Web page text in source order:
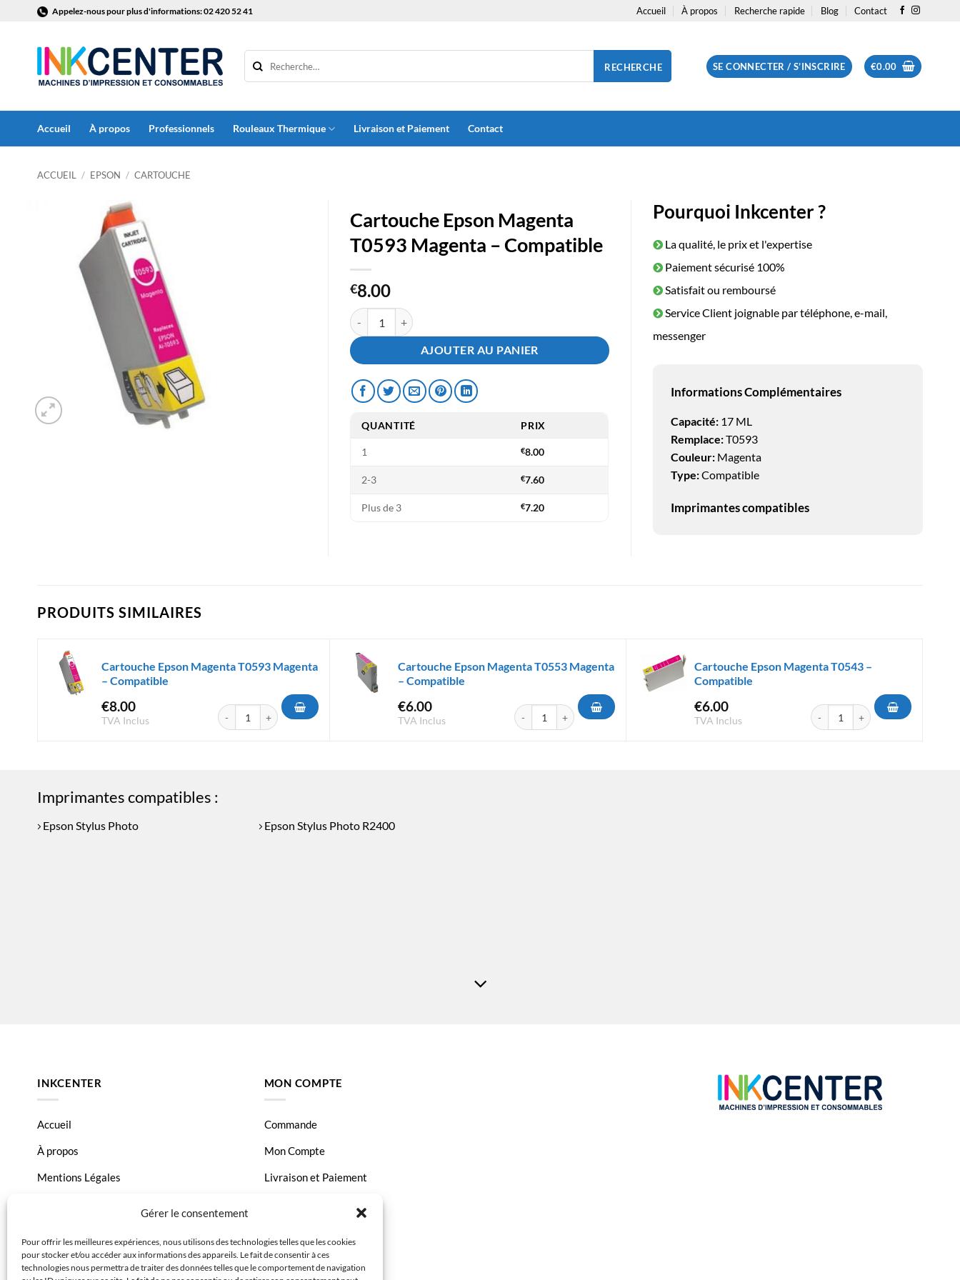
Gérer le consentement
Pour offrir les meilleures expériences, nous utilisons des technologies telles que les cookies
pour stocker et/ou accéder aux informations des appareils. Le fait de consentir à ces
technologies nous permettra de traiter des données telles que le comportement de navigation
contenu
Appelez-nous pour plus d'informations: 02 420 52 41 Accueil À propos Recherche rapide Blog Contact
RECHERCHE SE CONNECTER / S’INSCRIRE €0.00
Accueil À propos Professionnels Rouleaux Thermique Livraison et Paiement Contact
ACCUEIL / EPSON / CARTOUCHE
Cartouche Epson Magenta
T0593 Magenta – Compatible
€8.00
quantité de Cartouche Epson Magenta T0593 Magenta - Compatible
AJOUTER AU PANIER
QUANTITÉ PRIX
1 €8.00
2-3 €7.60
Plus de 3 €7.20
Pourquoi Inkcenter ?
La qualité, le prix et l'expertise
Paiement sécurisé 100%
Satisfait ou remboursé
Service Client joignable par téléphone, e-mail,
messenger
Informations Complémentaires
Capacité:17 ML
Remplace:T0593
Couleur: Magenta
Type:Compatible
Imprimantes compatibles
PRODUITS SIMILAIRES
Cartouche Epson Magenta T0593 Magenta
– Compatible
€8.00
TVA Inclus
quantité de Cartouche Epson Magenta T0593 Magenta - Compatible
Cartouche Epson Magenta T0553 Magenta
– Compatible
€6.00
TVA Inclus
quantité de Cartouche Epson Magenta T0553 Magenta - Compatible
Cartouche Epson Magenta T0543 –
Compatible
€6.00
TVA Inclus
quantité de Cartouche Epson
Imprimantes compatibles :
Epson Stylus Photo Epson Stylus Photo R2400
INKCENTER
Accueil
À propos
Mentions Légales
Politique de confidentialité
MON COMPTE
Commande
Mon Compte
Livraison et Paiement